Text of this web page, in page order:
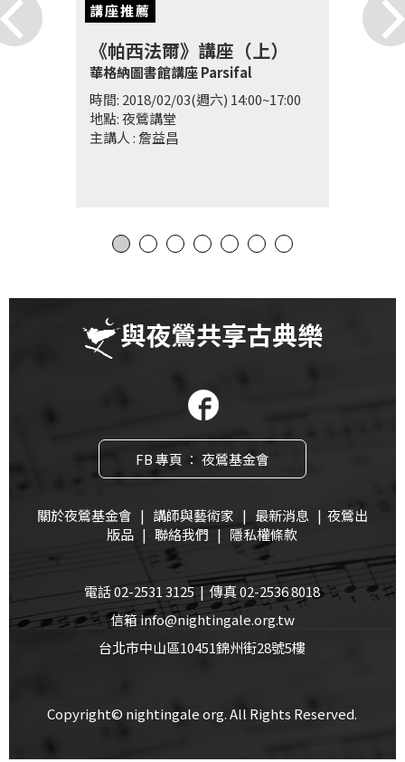
講座推薦
《帕西法爾》講座（上）
華格納圖書館講座 Parsifal
時間: 2018/02/03(週六) 14:00~17:00
地點: 夜鶯講堂
主講人 : 詹益昌
與夜鶯共享古典樂
FB 專頁 ： 夜鶯基金會
關於夜鶯基金會 | 講師與藝術家 | 最新消息 | 夜鶯出
版品 | 聯絡我們 | 隱私權條款
電話 02-2531 3125 | 傳真 02-2536 8018
信箱 info@nightingale.org.tw
台北市中山區10451錦州街28號5樓
Copyright© nightingale org. All Rights Reserved.